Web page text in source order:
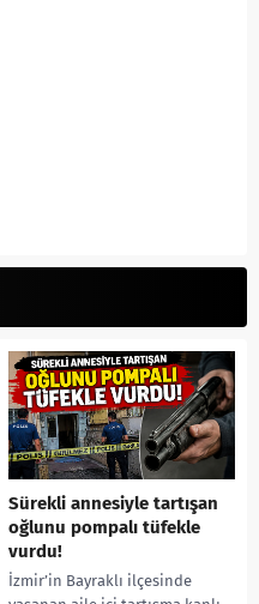
Sürekli annesiyle tartışan
oğlunu pompalı tüfekle
vurdu!
İzmir’in Bayraklı ilçesinde